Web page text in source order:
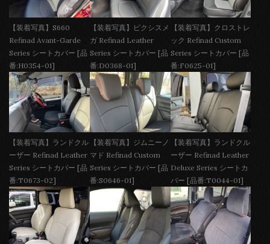
【装着写真】S660
Refinad Avant-Garde
Series シートカバー [品
番:H0354-01]
【装着写真】ピクシスメ
ガ Refinad Leather
Series シートカバー [品
番:D0368-01]
【装着写真】クロストレ
ック Refinad Custom
Series シートカバー [品
番:F0625-01]
【装着写真】ランドクル
ーザー Refinad Leather
Series シートカバー [品
番:T0673-02]
【装着写真】ジムニーノ
マド Refinad Custom
Series シートカバー [品
番:S0646-01]
【装着写真】ランドクル
ーザー Refinad Leather
Deluxe Series シートカ
バー [品番:T0044-01]